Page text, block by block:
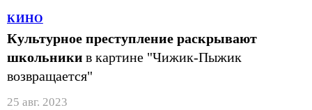
КИНО
Культурное преступление раскрывают
школьники в картине "Чижик-Пыжик
возвращается"
25 авг. 2023